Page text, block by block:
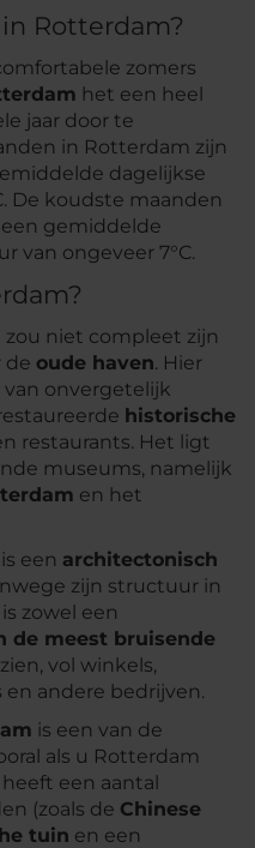
Rotterdam?
zomers
het een heel
jaar door te
in Rotterdam zijn
dagelijkse
De koudste maanden
gemiddelde
van ongeveer 7°C.
niet compleet zijn
de oude haven. Hier
onvergetelijk
historische
restaurants. Het ligt
museums, namelijk
en het
is een architectonisch
zijn structuur in
zowel een
de meest bruisende
vol winkels,
en andere bedrijven.
is een van de
als u Rotterdam
een aantal
(zoals de Chinese
tuin en een